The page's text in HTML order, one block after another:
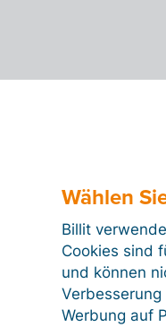
Wählen
Billit
Cookies sind
und können
Werbung auf